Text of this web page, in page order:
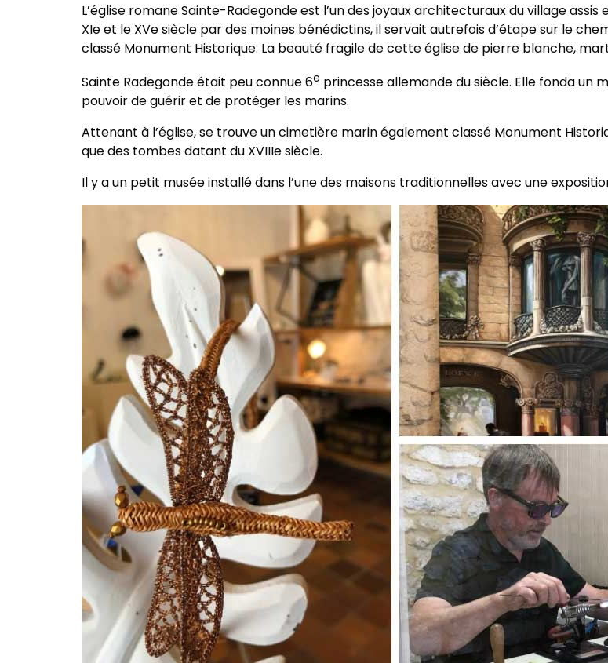
L’église romane Sainte-Radegonde est l’un des joyaux architecturaux du village
XIe et le XVe siècle par des moines bénédictins, il servait autrefois d’étape sur le
classé Monument Historique. La beauté fragile de cette église de pierre blanche,
Sainte Radegonde était peu connue 6e princesse allemande du siècle. Elle fonda un
pouvoir de guérir et de protéger les marins.
Attenant à l’église, se trouve un cimetière marin également classé Monument
que des tombes datant du XVIIIe siècle.
Il y a un petit musée installé dans l’une des maisons traditionnelles avec une